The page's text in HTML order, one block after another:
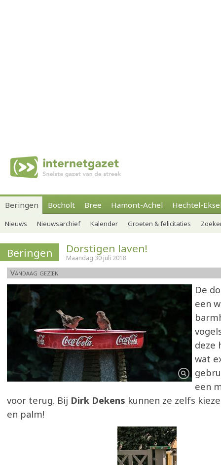
Beringen Bocholt Bree Hamont-Achel Hechtel-
Nieuws Nieuwsarchief Kalender Groeten & felicitaties
Beringen Dorstigen laven!
Maandag 30 juli 2018
Vandaag gezien
De
een
deze
wat
een
voor terug. Bij Dirk Dekens kunnen ze zelfs
en palm!